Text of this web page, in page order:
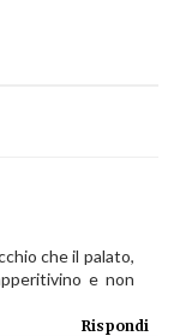
che il palato,
e non
Rispondi